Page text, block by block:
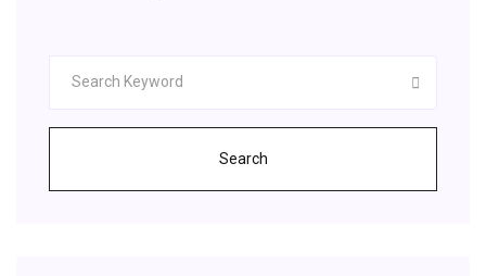
Search